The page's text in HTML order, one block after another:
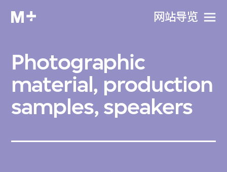
网站导览
Photographic
material, production
samples, speakers